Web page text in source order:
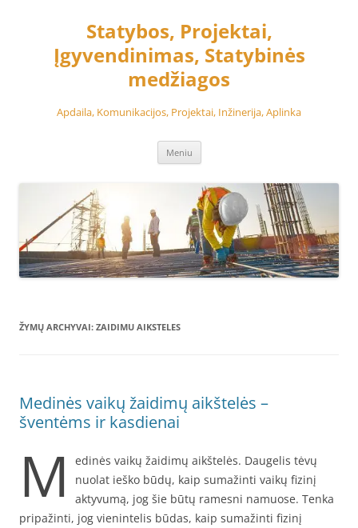
Statybos, Projektai,
Įgyvendinimas, Statybinės
medžiagos
Apdaila, Komunikacijos, Projektai, Inžinerija, Aplinka
Meniu
ŽYMŲ ARCHYVAI: ZAIDIMU AIKSTELES
Medinės vaikų žaidimų aikštelės –
šventėms ir kasdienai
M
edinės vaikų žaidimų aikštelės. Daugelis tėvų
nuolat ieško būdų, kaip sumažinti vaikų fizinį
aktyvumą, jog šie būtų ramesni namuose. Tenka
pripažinti, jog vienintelis būdas, kaip sumažinti fizinį